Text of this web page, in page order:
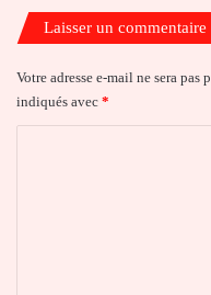
Laisser un commentaire
Votre adresse e-mail ne sera pas
indiqués avec *